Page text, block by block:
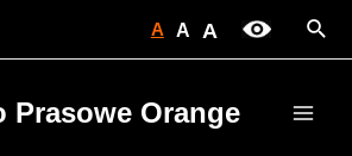
A A A
Prasowe Orange